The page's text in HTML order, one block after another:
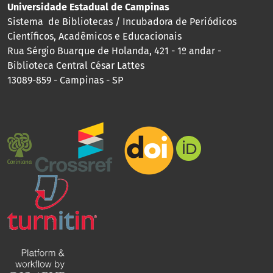
Universidade Estadual de Campinas
Sistema de Bibliotecas / Incubadora de Periódicos
Científicos, Acadêmicos e Educacionais
Rua Sérgio Buarque de Holanda, 421 - 1º andar -
Biblioteca Central César Lattes
13089-859 - Campinas - SP